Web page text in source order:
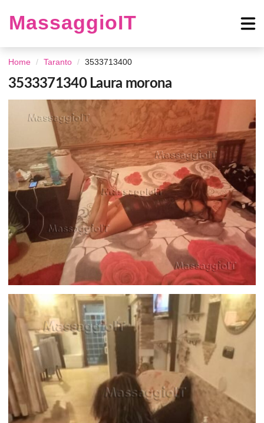
MassaggioIT
Home Taranto 3533713400
3533371340 Laura morona